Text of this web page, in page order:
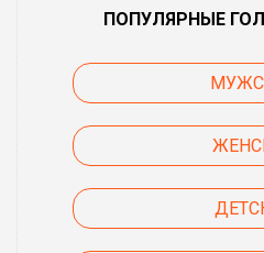
ПОПУЛЯРНЫЕ